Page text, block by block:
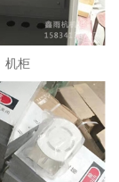
机柜